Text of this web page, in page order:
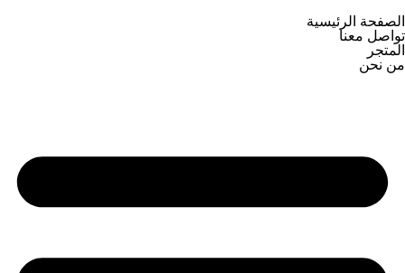
الصفحة الرئيسية
تواصل معنا
المتجر
من نحن